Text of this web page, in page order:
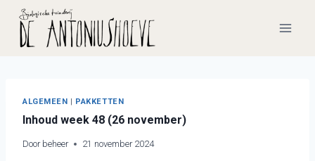
Doorgaan
naar
inhoud
ALGEMEEN | PAKKETTEN
Inhoud week 48 (26 november)
Door beheer 21 november 2024